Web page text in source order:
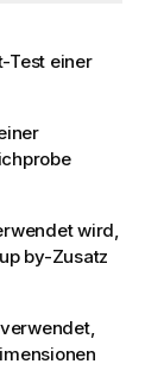
Test einer
wird,
by-Zusatz